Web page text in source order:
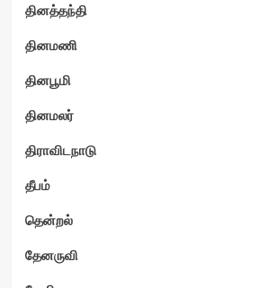
தினத்தந்தி
தினமணி
தினபூமி
தினமலர்
திராவிடநாடு
தீபம்
தென்றல்
தேனருவி